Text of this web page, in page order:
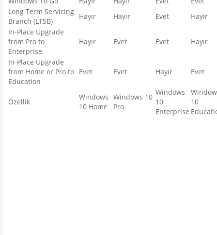
Long Term Servicing
Branch (LTSB)
Hayır Hayır Evet
Hayır
In-Place Upgrade
from Pro to
Enterprise
Hayır Evet Evet Hayır
In-Place Upgrade
from Home or Pro to
Education
Evet Evet Hayır Evet
Özellik
Windows
10 Home
Windows 10
Pro
Windows
10
Enterprise
10